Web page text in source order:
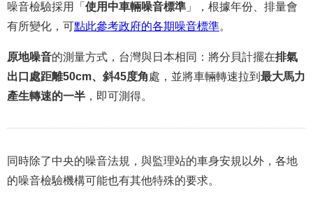
噪音檢驗採用「 使用中車輛噪音標準 」，根據年份、排量會
有所變化，可點此參考政府的各期噪音標準。
原地噪音的測量方式，台灣與日本相同：將分貝計擺在排氣
出口處距離50cm、斜45度角 處，並將車輛轉速拉到 最大馬力
產生轉速的一半 ，即可測得。
同時除了中央的噪音法規，與監理站的車身安規以外，各地
的噪音檢驗機構可能也有其他特殊的要求。